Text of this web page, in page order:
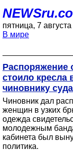
пятница, 7
В мире
Распоряжение
стоило кресла
чиновнику
Чиновник дал
женщин в узких
одежда
молодежным
кабинета был
политика.